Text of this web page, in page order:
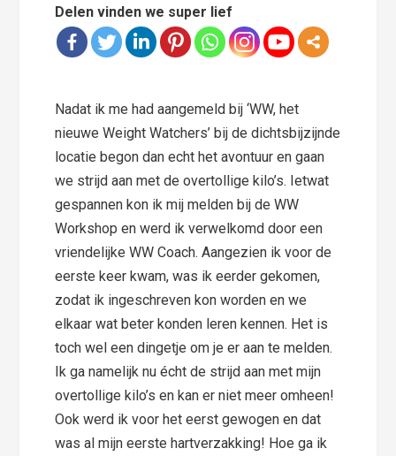
Delen vinden we super lief
Nadat ik me had aangemeld bij ‘WW, het
nieuwe Weight Watchers’ bij de dichtsbijzijnde
locatie begon dan echt het avontuur en gaan
we strijd aan met de overtollige kilo’s. Ietwat
gespannen kon ik mij melden bij de WW
Workshop en werd ik verwelkomd door een
vriendelijke WW Coach. Aangezien ik voor de
eerste keer kwam, was ik eerder gekomen,
zodat ik ingeschreven kon worden en we
elkaar wat beter konden leren kennen. Het is
toch wel een dingetje om je er aan te melden.
Ik ga namelijk nu écht de strijd aan met mijn
overtollige kilo’s en kan er niet meer omheen!
Ook werd ik voor het eerst gewogen en dat
was al mijn eerste hartverzakking! Hoe ga ik